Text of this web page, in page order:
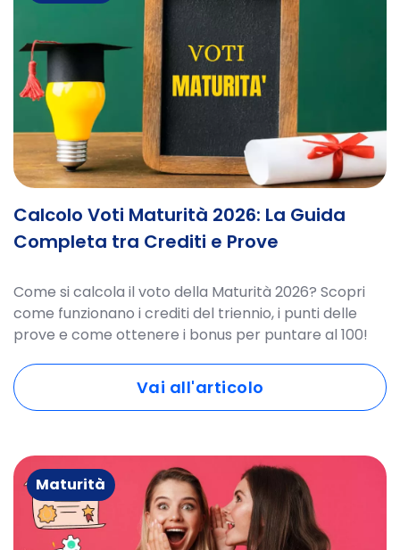
Calcolo Voti Maturità 2026: La Guida
Completa tra Crediti e Prove
Come si calcola il voto della Maturità 2026? Scopri
come funzionano i crediti del triennio, i punti delle
prove e come ottenere i bonus per puntare al 100!
Vai all'articolo
Maturità